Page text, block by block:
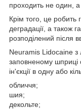
проходить не один,
Крім того, це робить
деградації, а також
розподілений після
Neuramis Lidocaine з
заповненому
ін'єкції в одну або
обличчя;
шия;
декольте;